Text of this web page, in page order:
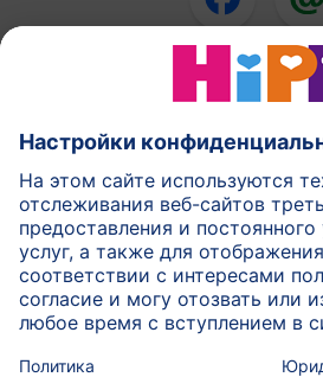
ХиПП в течении
Правила политики
Печатать
Подробнее о
Безопасная передача
шифрования